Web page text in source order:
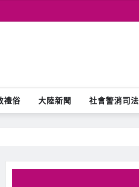
禮俗 大陸新聞 社會警消司法